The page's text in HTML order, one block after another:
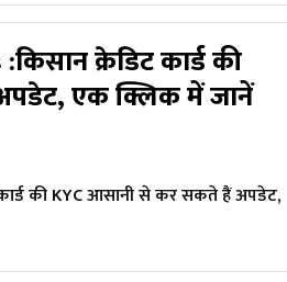
क्रेडिट कार्ड की
एक क्लिक में जानें
की KYC आसानी से कर सकते हैं अपडेट,